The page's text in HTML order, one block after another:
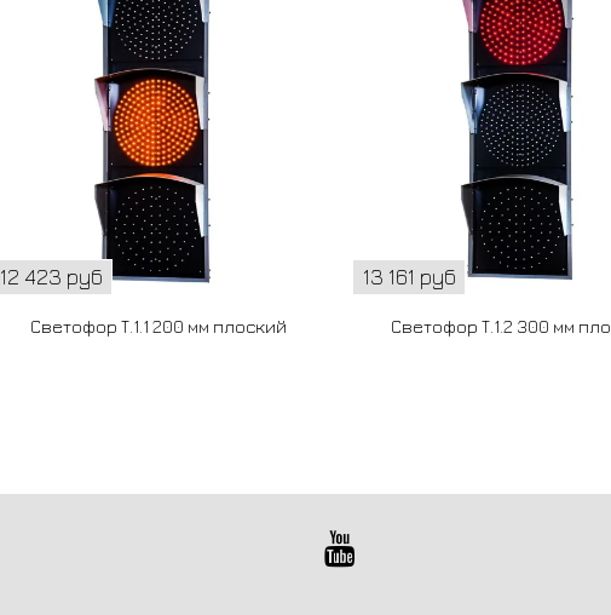
12 423 руб
Светофор Т.1.1 200 мм плоский
13 161 руб
Светофор Т.1.2 300 мм